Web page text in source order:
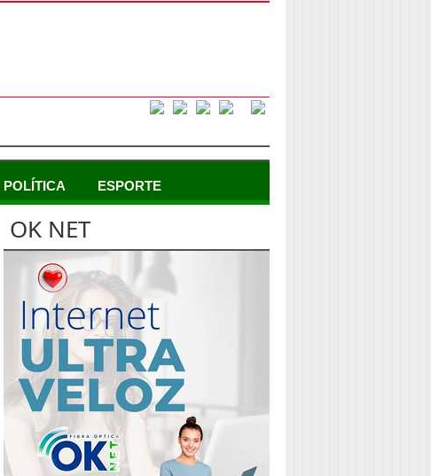
POLÍTICA ESPORTE
OK NET